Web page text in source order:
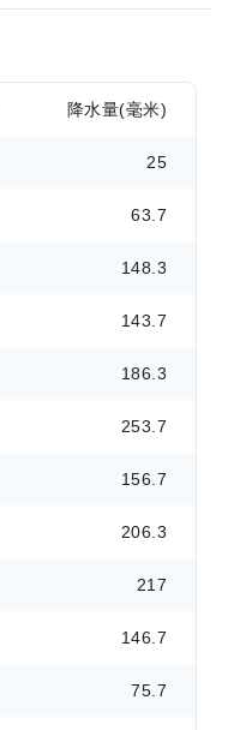
降水量(毫米)
25
63.7
148.3
143.7
186.3
253.7
156.7
206.3
217
146.7
75.7